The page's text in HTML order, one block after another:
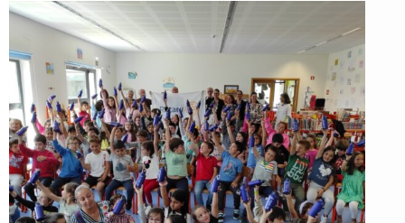
concurso
“Uma
Literária”